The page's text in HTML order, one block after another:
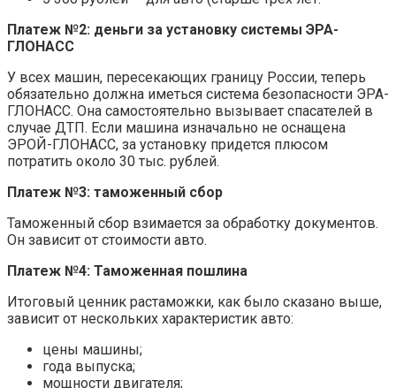
Платеж №2: деньги за установку системы ЭРА-
ГЛОНАСС
У всех машин, пересекающих границу России, теперь
обязательно должна иметься система безопасности ЭРА-
ГЛОНАСС. Она самостоятельно вызывает спасателей в
случае ДТП. Если машина изначально не оснащена
ЭРОЙ-ГЛОНАСС, за установку придется плюсом
потратить около 30 тыс. рублей.
Платеж №3: таможенный сбор
Таможенный сбор взимается за обработку документов.
Он зависит от стоимости авто.
Платеж №4: Таможенная пошлина
Итоговый ценник растаможки, как было сказано выше,
зависит от нескольких характеристик авто:
цены машины;
года выпуска;
мощности двигателя;